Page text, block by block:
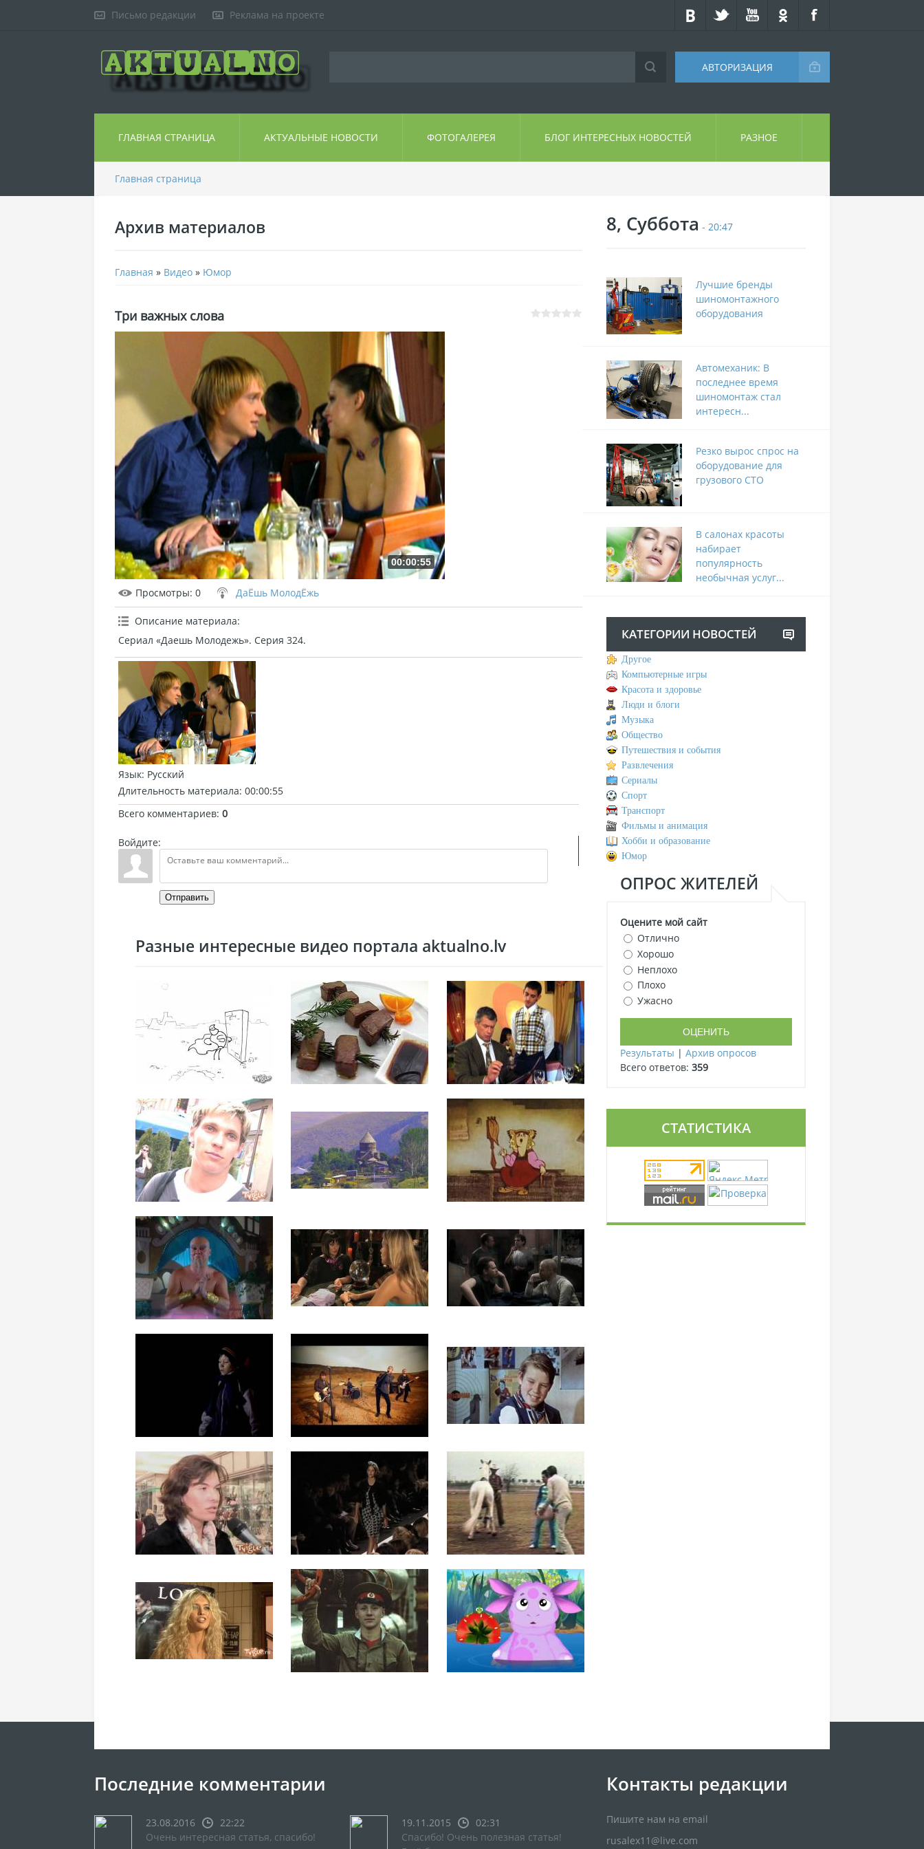
Письмо редакции Реклама на проекте
АВТОРИЗАЦИЯ
ГЛАВНАЯ СТРАНИЦА АКТУАЛЬНЫЕ НОВОСТИ ФОТОГАЛЕРЕЯ БЛОГ ИНТЕРЕСНЫХ НОВОСТЕЙ РАЗНОЕ
Главная страница
Архив материалов
Главная » Видео » Юмор
Три важных слова
00:00:55
Просмотры: 0 ДаЁшь МолодЁжь
Описание материала:
Сериал «Даешь Молодежь». Серия 324.
Язык: Русский
Длительность материала: 00:00:55
Всего комментариев: 0
Войдите:
Отправить
Разные интересные видео портала aktualno.lv
8, Суббота - 20:47
Лучшие бренды
шиномонтажного
оборудования
Автомеханик: В
последнее время
шиномонтаж стал
интересн...
Резко вырос спрос на
оборудование для
грузового СТО
В салонах красоты
набирает
популярность
необычная услуг...
КАТЕГОРИИ НОВОСТЕЙ
Другое
Компьютерные игры
Красота и здоровье
Люди и блоги
Музыка
Общество
Путешествия и события
Развлечения
Сериалы
Спорт
Транспорт
Фильмы и анимация
Хобби и образование
Юмор
ОПРОС ЖИТЕЛЕЙ
Оцените мой сайт
Отлично
Хорошо
Неплохо
Плохо
Ужасно
Результаты | Архив опросов
Всего ответов: 359
СТАТИСТИКА
Последние комментарии
23.08.2016
22:22
Очень интересная статья, спасибо!
19.11.2015
02:31
Спасибо! Очень полезная статья!
Контакты редакции
Пишите нам на email
rusalex11@live.com